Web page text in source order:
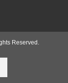
Reserved.